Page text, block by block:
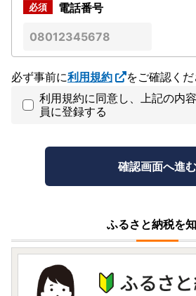
電話番号
必ず事前に利用規約
をご確認くだ
利用規約に同意し、上記の内
員に登録する
ふるさと納税を